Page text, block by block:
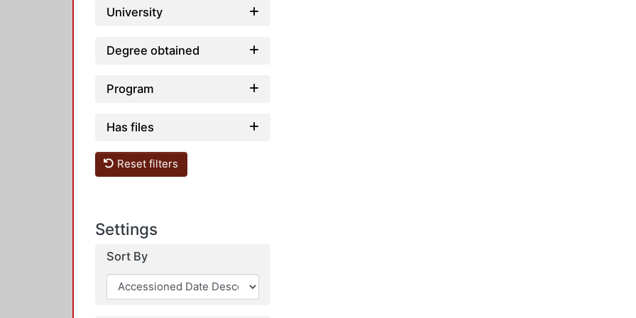
University
Degree obtained
Program
Has files
Reset filters
Settings
Sort By